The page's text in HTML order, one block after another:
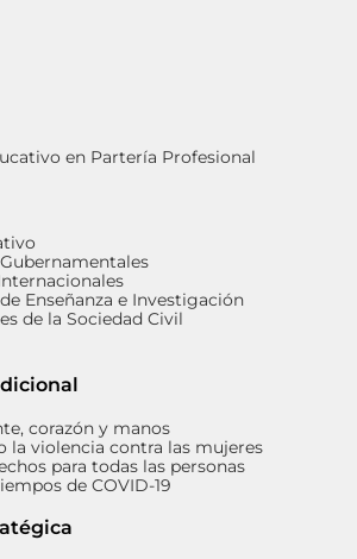
en Partería Profesional
Enseñanza e Investigación
de la Sociedad Civil
corazón y manos
la violencia contra las mujeres
para todas las personas
de COVID-19